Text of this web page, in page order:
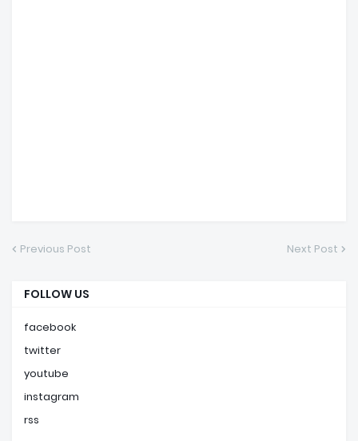
Previous Post Next Post
FOLLOW US
facebook
twitter
youtube
instagram
rss